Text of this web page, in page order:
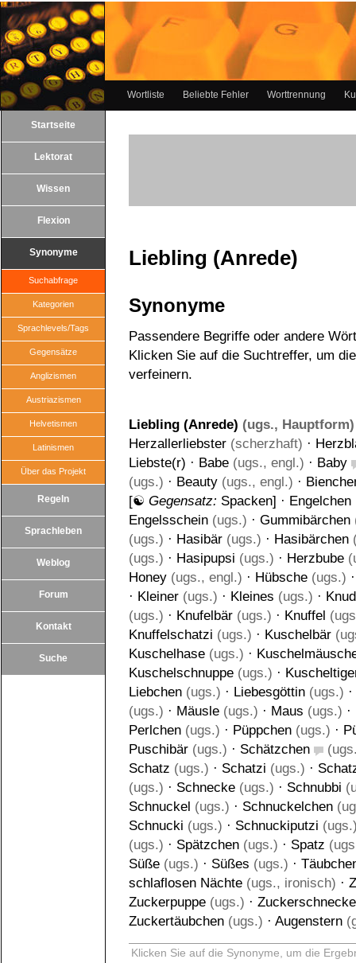
Wortliste Beliebte Fehler Worttrennung
Startseite
Lektorat
Wissen
Flexion
Synonyme
Suchabfrage
Kategorien
Sprachlevels/Tags
Gegensätze
Anglizismen
Austriazismen
Helvetismen
Latinismen
Über das Projekt
Regeln
Sprachleben
Weblog
Forum
Kontakt
Suche
Liebling (Anrede)
Synonyme
Passendere Begriffe oder andere
Klicken Sie auf die Suchtreffer, um
verfeinern.
Liebling (Anrede) (ugs., Hauptform)
Herzallerliebster (scherzhaft) ·
Liebste(r) · Babe (ugs., engl.) · Baby
(ugs.) · Beauty (ugs., engl.) ·
[☯ Gegensatz: Spacken] · Engelchen
Engelsschein (ugs.) · Gummibärchen
(ugs.) · Hasibär (ugs.) · Hasibärchen
(ugs.) · Hasipupsi (ugs.) · Herzbube
Honey (ugs., engl.) · Hübsche (ugs.)
· Kleiner (ugs.) · Kleines (ugs.) ·
(ugs.) · Knufelbär (ugs.) · Knuffel
Knuffelschatzi (ugs.) · Kuschelbär
Kuschelhase (ugs.) ·
Kuschelschnuppe (ugs.) ·
Liebchen (ugs.) · Liebesgöttin (ugs.) ·
(ugs.) · Mäusle (ugs.) · Maus (ugs.) ·
Perlchen (ugs.) · Püppchen (ugs.) ·
Puschibär (ugs.) · Schätzchen
Schatz (ugs.) · Schatzi (ugs.) ·
(ugs.) · Schnecke (ugs.) · Schnubbi
Schnuckel (ugs.) · Schnuckelchen
Schnucki (ugs.) · Schnuckiputzi
(ugs.) · Spätzchen (ugs.) · Spatz
Süße (ugs.) · Süßes (ugs.) ·
schlaflosen Nächte (ugs., ironisch) ·
Zuckerpuppe (ugs.) · Zuckerschnecke
Zuckertäubchen (ugs.) · Augenstern
Klicken Sie auf die Synonyme, um die